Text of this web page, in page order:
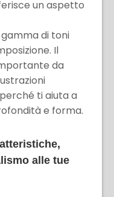
un aspetto
di toni
Il
da
ti aiuta a
e forma.
alle tue